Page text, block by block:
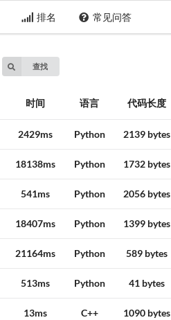
排名 常见问答
查找
时间 语言 代码长度
2429ms Python 2139 bytes
18138ms Python 1732 bytes
541ms Python 2056 bytes
18407ms Python 1399 bytes
21164ms Python 589 bytes
513ms Python 41 bytes
13ms C++ 1090 bytes